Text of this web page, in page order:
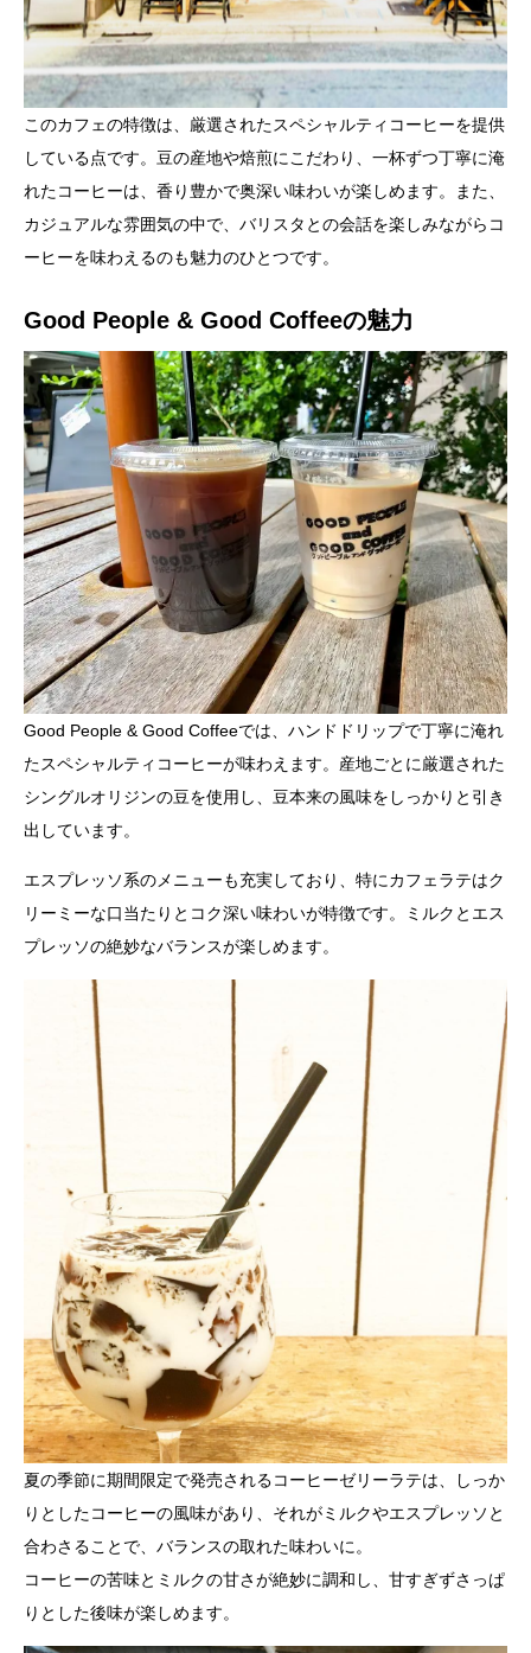
このカフェの特徴は、厳選されたスペシャルティコーヒーを提供
している点です。豆の産地や焙煎にこだわり、一杯ずつ丁寧に淹
れたコーヒーは、香り豊かで奥深い味わいが楽しめます。また、
カジュアルな雰囲気の中で、バリスタとの会話を楽しみながらコ
ーヒーを味わえるのも魅力のひとつです。
Good People & Good Coffeeの魅力
Good People & Good Coffeeでは、ハンドドリップで丁寧に淹れ
たスペシャルティコーヒーが味わえます。産地ごとに厳選された
シングルオリジンの豆を使用し、豆本来の風味をしっかりと引き
出しています。
エスプレッソ系のメニューも充実しており、特にカフェラテはク
リーミーな口当たりとコク深い味わいが特徴です。ミルクとエス
プレッソの絶妙なバランスが楽しめます。
夏の季節に期間限定で発売されるコーヒーゼリーラテは、しっか
りとしたコーヒーの風味があり、それがミルクやエスプレッソと
合わさることで、バランスの取れた味わいに。
コーヒーの苦味とミルクの甘さが絶妙に調和し、甘すぎずさっぱ
りとした後味が楽しめます。